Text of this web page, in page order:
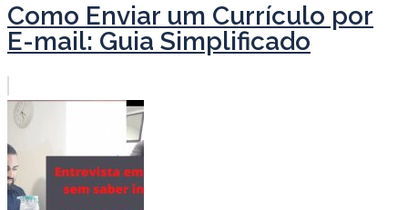
Como Enviar um Currículo por
E-mail: Guia Simplificado